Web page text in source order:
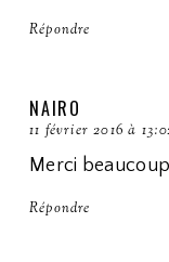
Répondre
NAIRO
11 février 2016 à
Merci
Répondre